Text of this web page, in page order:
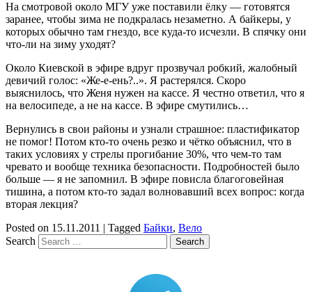
На смотровой около МГУ уже поставили ёлку — готовятся
заранее, чтобы зима не подкралась незаметно. А байкеры, у
которых обычно там гнездо, все куда-то исчезли. В спячку они
что-ли на зиму уходят?
Около Киевской в эфире вдруг прозвучал робкий, жалобный
девичий голос: «Же-е-ень?..». Я растерялся. Скоро
выяснилось, что Женя нужен на кассе. Я честно ответил, что я
на велосипеде, а не на кассе. В эфире смутились…
Вернулись в свои районы и узнали страшное: пластификатор
не помог! Потом кто-то очень резко и чётко объяснил, что в
таких условиях у стрелы прогибание 30%, что чем-то там
чревато и вообще техника безопасности. Подробностей было
больше — я не запомнил. В эфире повисла благоговейная
тишина, а потом кто-то задал волновавший всех вопрос: когда
вторая лекция?
Posted on 15.11.2011 | Tagged Байки, Вело
Search